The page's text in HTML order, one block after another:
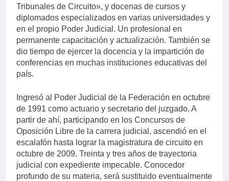
Tribunales de Circuito», y docenas de cursos y
diplomados especializados en varias universidades y
en el propio Poder Judicial. Un profesional en
permanente capacitación y actualización. También se
dio tiempo de ejercer la docencia y la impartición de
conferencias en muchas instituciones educativas del
país.
Ingresó al Poder Judicial de la Federación en octubre
de 1991 como actuario y secretario del juzgado. A
partir de ahí, participando en los Concursos de
Oposición Libre de la carrera judicial, ascendió en el
escalafón hasta lograr la magistratura de circuito en
octubre de 2009. Treinta y tres años de trayectoria
judicial con expediente impecable. Conocedor
profundo de su materia, será sustituido eventualmente